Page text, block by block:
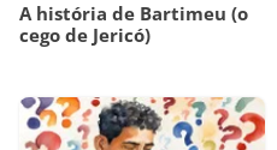
A história de Bartimeu (o
cego de Jericó)